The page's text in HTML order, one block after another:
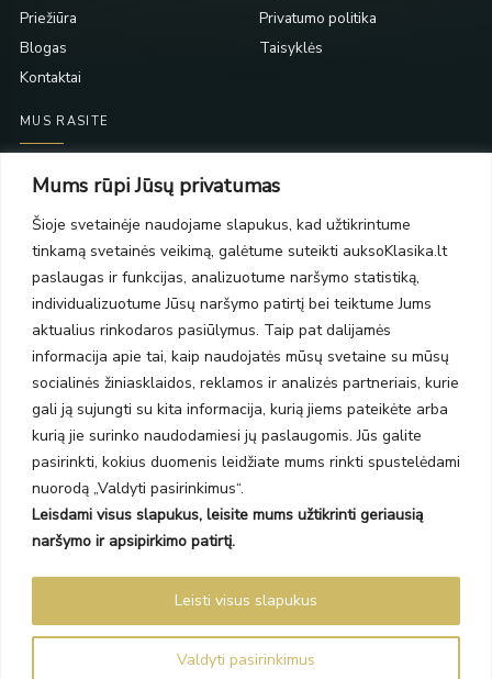
Mums rūpi Jūsų privatumas
Šioje svetainėje naudojame slapukus, kad užtikrintume
tinkamą svetainės veikimą, galėtume suteikti auksoKlasika.lt
paslaugas ir funkcijas, analizuotume naršymo statistiką,
individualizuotume Jūsų naršymo patirtį bei teiktume Jums
aktualius rinkodaros pasiūlymus. Taip pat dalijamės
informacija apie tai, kaip naudojatės mūsų svetaine su mūsų
socialinės žiniasklaidos, reklamos ir analizės partneriais, kurie
gali ją sujungti su kita informacija, kurią jiems pateikėte arba
kurią jie surinko naudodamiesi jų paslaugomis. Jūs galite
pasirinkti, kokius duomenis leidžiate mums rinkti spustelėdami
nuorodą „Valdyti pasirinkimus“.
Leisdami visus slapukus, leisite mums užtikrinti geriausią
naršymo ir apsipirkimo patirtį.
Valdyti pasirinkimus
Leisti visus slapukus
Priežiūra
Blogas
Kontaktai
Privatumo politika
Taisyklės
MUS RASITE
Taikos pr. 139
PC Molas, Klaipėda
Taikos pr. 141
PC BIG 2, Klaipėda
Šilutės pl. 35
PC Banginis, Klaipėda
NAUJIENLAIŠKIS
Prenumeruokite ir gaukite pasiūlymus, naujienas bei riboto
leidimo kolekcijas.
Prenumeruodami sutinkate su Taisyklėmis ir Privatumo politika.
Auksoklasika.lt © 2026 Visos teisės saugomos